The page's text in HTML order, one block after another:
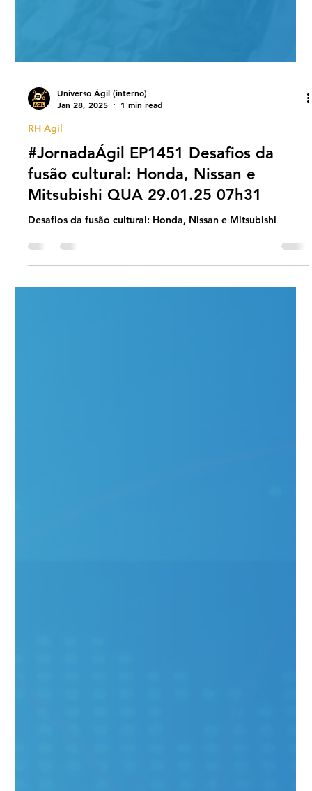
Universo Ágil (interno)
Jan 28, 2025
RH Agil
#JornadaÁgil EP1451 Desafios da
fusão cultural: Honda, Nissan e
Mitsubishi QUA 29.01.25 07h31
Desafios da fusão cultural: Honda, Nissan e Mitsubishi